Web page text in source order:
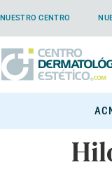
NUESTRO CENTRO